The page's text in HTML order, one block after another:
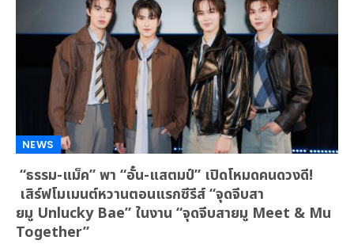
NEWS
“ธรรม-แม็ค” พา “อั๋น-แสตมป์” เปิดโหมดคนดวงดี!
เสิร์ฟโมเมนต์หวานตอนแรกซีรีส์ “จุดจีบสา
ยมู Unlucky Bae” ในงาน “จุดจีบสายมู Meet & Mu
Together”